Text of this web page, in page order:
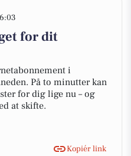
for dit
i
På to minutter kan
for dig lige nu – og
at skifte.
Kopiér link